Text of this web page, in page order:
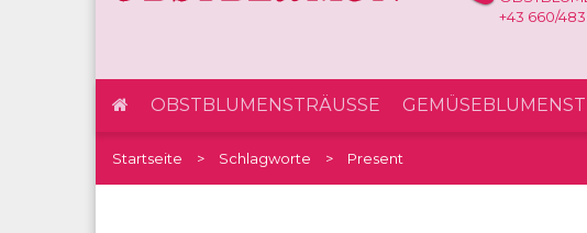
+43 660/483
OBSTBLUMENSTRÄUSSE
Startseite Schlagworte Present